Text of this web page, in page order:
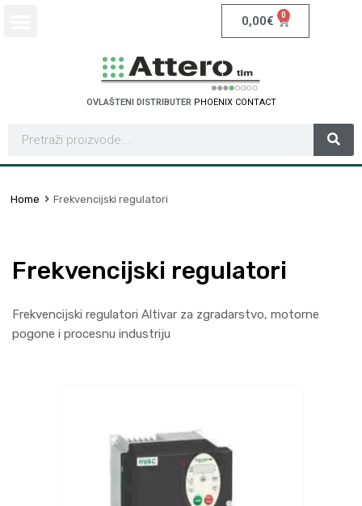
0,00€ 0
OVLAŠTENI DISTRIBUTER PHOENIX CONTACT
Home Frekvencijski regulatori
Frekvencijski regulatori
Frekvencijski regulatori Altivar za zgradarstvo, motorne
pogone i procesnu industriju